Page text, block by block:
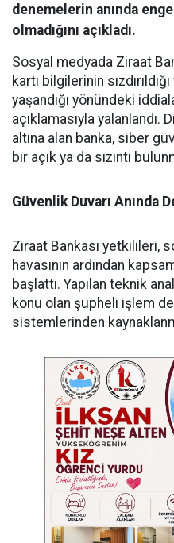
denemelerin anında
olmadığını açıkladı.
Sosyal medyada Ziraat
kartı bilgilerinin
yaşandığı yönündeki
açıklamasıyla
altına alan banka, siber
bir açık ya da sızıntı
​Güvenlik Duvarı Anında
​Ziraat Bankası yetkilileri,
havasının ardından
başlattı. Yapılan teknik
konu olan şüpheli işlem
sistemlerinden